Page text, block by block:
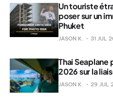
Un touriste
poser sur un
Phuket
JASON K. 31 JUL
Thai
2026 sur la
JASON K. 29 JUL